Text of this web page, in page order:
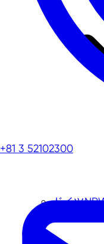
ドイツ
+81 3 52102300